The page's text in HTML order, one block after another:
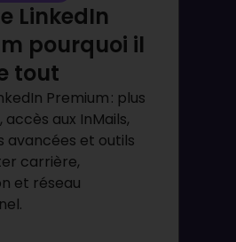
LinkedIn
pourquoi il
tout
Premium : plus
accès aux InMails,
avancées et outils
carrière,
et réseau